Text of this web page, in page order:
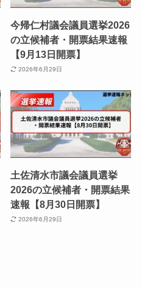
今帰仁村議会議員選挙2026
の立候補者・開票結果速報
【9月13日開票】
2026年6月29日
土佐清水市議会議員選挙
2026の立候補者・開票結果
速報【8月30日開票】
2026年6月29日